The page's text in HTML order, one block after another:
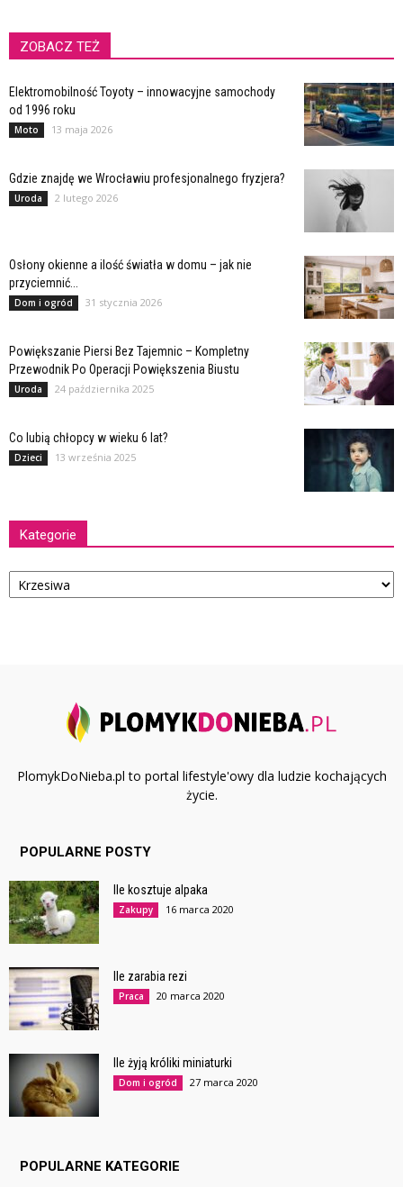
ZOBACZ TEŻ
Elektromobilność Toyoty – innowacyjne samochody
od 1996 roku
Moto 13 maja 2026
Gdzie znajdę we Wrocławiu profesjonalnego fryzjera?
Uroda 2 lutego 2026
Osłony okienne a ilość światła w domu – jak nie
przyciemnić...
Dom i ogród 31 stycznia 2026
Powiększanie Piersi Bez Tajemnic – Kompletny
Przewodnik Po Operacji Powiększenia Biustu
Uroda 24 października 2025
Co lubią chłopcy w wieku 6 lat?
Dzieci 13 września 2025
Kategorie
Kategorie
PlomykDoNieba.pl to portal lifestyle'owy dla ludzie kochających
życie.
POPULARNE POSTY
Ile kosztuje alpaka
Zakupy 16 marca 2020
Ile zarabia rezi
Praca 20 marca 2020
Ile żyją króliki miniaturki
Dom i ogród 27 marca 2020
POPULARNE KATEGORIE